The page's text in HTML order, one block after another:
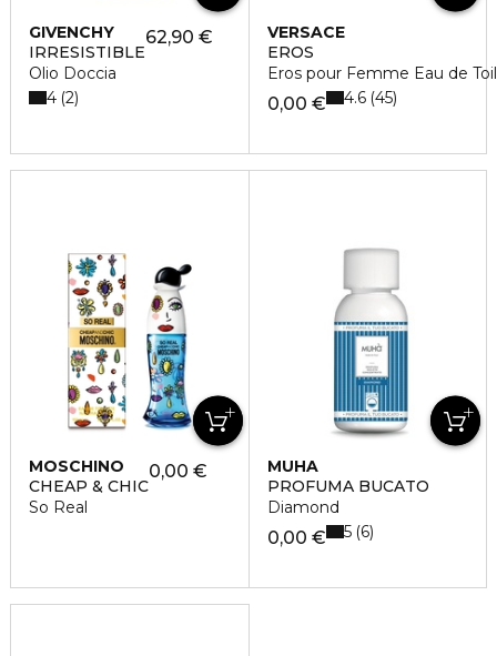
GIVENCHY
IRRESISTIBLE
Olio Doccia
62,90 €
4 2
VERSACE
EROS
Eros pour Femme Eau de
0,00 € 4.6 45
MOSCHINO
CHEAP & CHIC
So Real
0,00 €
MUHA
PROFUMA BUCATO
Diamond
0,00 € 5 6